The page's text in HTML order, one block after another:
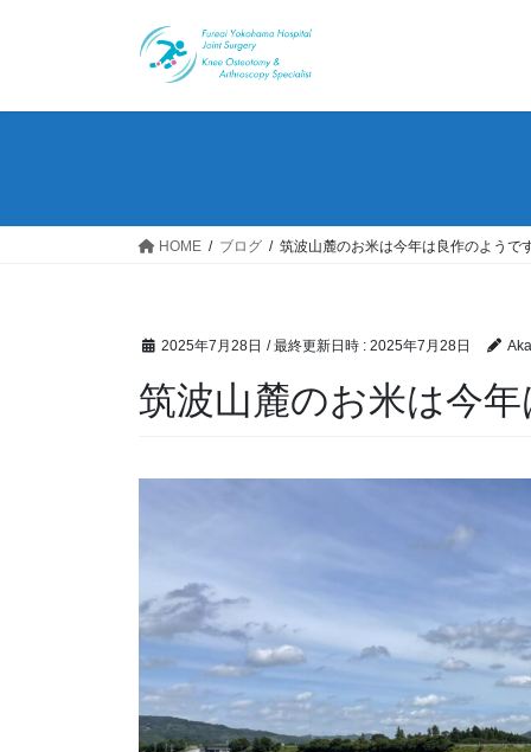
HOME ブログ 筑波山麓のお米は今年は良作のようで
2025年7月28日 / 最終更新日時 : 2025年7月28日
筑波山麓のお米は今